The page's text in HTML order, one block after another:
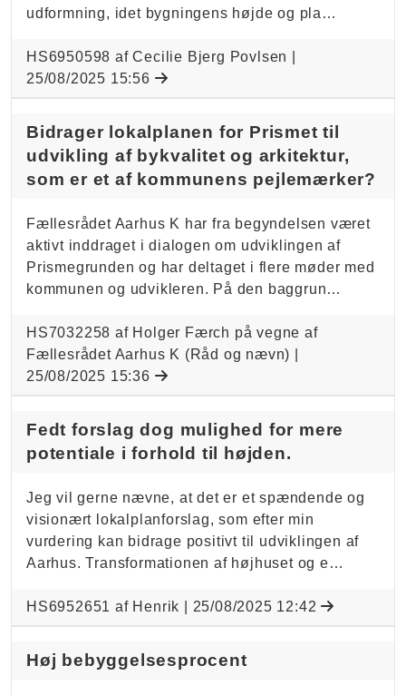
udformning, idet bygningens højde og pla…
HS6950598 af Cecilie Bjerg Povlsen |
25/08/2025 15:56
Bidrager lokalplanen for Prismet til
udvikling af bykvalitet og arkitektur,
som er et af kommunens pejlemærker?
Fællesrådet Aarhus K har fra begyndelsen været
aktivt inddraget i dialogen om udviklingen af
Prismegrunden og har deltaget i flere møder med
kommunen og udvikleren. På den baggrun…
HS7032258 af Holger Færch på vegne af
Fællesrådet Aarhus K (Råd og nævn) |
25/08/2025 15:36
Fedt forslag dog mulighed for mere
potentiale i forhold til højden.
Jeg vil gerne nævne, at det er et spændende og
visionært lokalplanforslag, som efter min
vurdering kan bidrage positivt til udviklingen af
Aarhus. Transformationen af højhuset og e…
HS6952651 af Henrik | 25/08/2025 12:42
Høj bebyggelsesprocent